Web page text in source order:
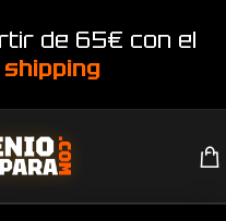
de 65€ con el